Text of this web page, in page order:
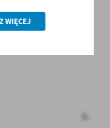
NASTĘPNY
WIĘCEJ